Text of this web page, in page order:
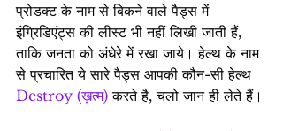
प्रोडक्ट के नाम से बिकने वाले पैड्स में
इंग्रिडिएंट्स की लीस्ट भी नहीं लिखी जाती हैं,
ताकि जनता को अंधेरे में रखा जाये। हेल्थ के नाम
से प्रचारित ये सारे पैड्स आपकी कौन-सी हेल्थ
Destroy (ख़त्म) करते है, चलो जान ही लेते हैं।